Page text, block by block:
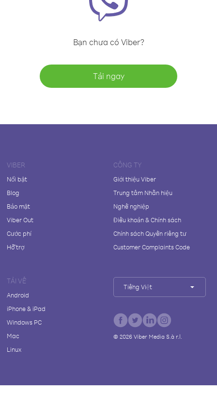
Bạn chưa có Viber?
Tải ngay
VIBER
Nổi bật
Blog
Bảo mật
Viber Out
Cước phí
Hỗ trợ
CÔNG TY
Giới thiệu Viber
Trung tâm Nhãn hiệu
Nghề nghiệp
Điều khoản & Chính sách
Chính sách Quyền riêng tư
Customer Complaints Code
TẢI VỀ
Android
iPhone & iPad
Windows PC
Mac
Linux
Tiếng Việt
© 2026Viber Media S.à r.l.